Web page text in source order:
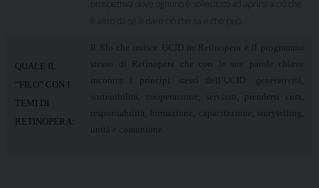
QUALE IL
“FILO” CON I
TEMI DI
RETINOPERA:
Il filo che unisce UCID in Retinopera è il programma
stesso di Retinopera che con le sue parole chiave
incontra i principi stessi dell’UCID: generatività,
sostenibilità, cooperazione, servizio, prendersi cura,
responsabilità, formazione, capacitazione, storytelling,
unità e comunione.